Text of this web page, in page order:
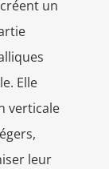
un
Elle
verticale
leur